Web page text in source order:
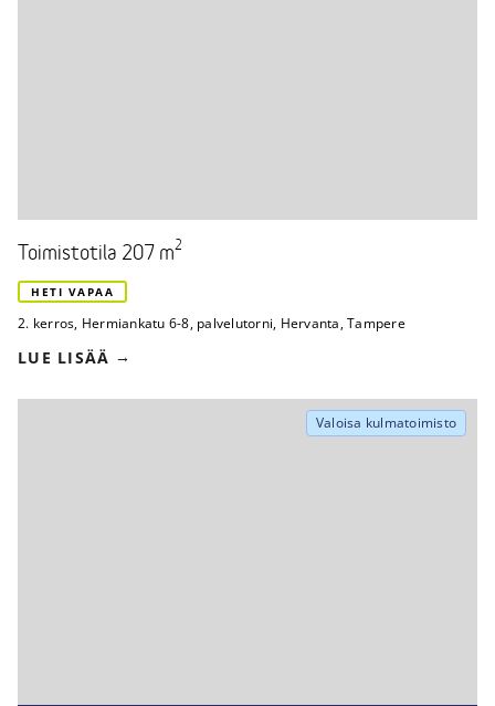
Toimistotila 207 m2
HETI VAPAA
2. kerros, Hermiankatu 6-8, palvelutorni, Hervanta, Tampere
LUE LISÄÄ
Valoisa kulmatoimisto